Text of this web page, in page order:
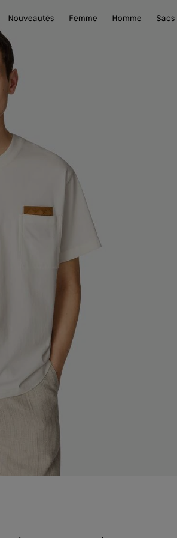
Nouveautés
Femme Homme Sacs